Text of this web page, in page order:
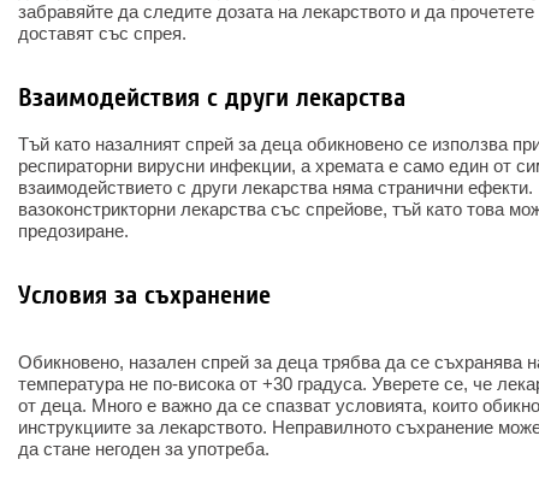
забравяйте да следите дозата на лекарството и да
доставят със спрея.
Взаимодействия с други лекарства
Тъй като назалният спрей за деца обикновено се използва
респираторни вирусни инфекции, а хремата е само един от
взаимодействието с други лекарства няма странични
вазоконстрикторни лекарства със спрейове, тъй като това
предозиране.
Условия за съхранение
Обикновено, назален спрей за деца трябва да се съхранява
температура не по-висока от +30 градуса. Уверете се, че
от деца. Много е важно да се спазват условията, които
инструкциите за лекарството. Неправилното съхранение
да стане негоден за употреба.